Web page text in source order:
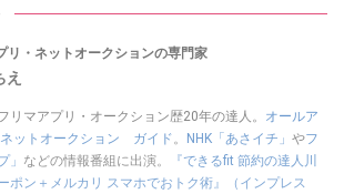
リ・ネットオークションの専門家
え
リマアプリ・オークション歴20年の達人。 オールア
ットオークション ガイド。 NHK「あさイチ」 やフ
」 などの情報番組に出演。
『できるfit 節約の達人川
ポン＋メルカリ スマホでおトク術』（インプレス